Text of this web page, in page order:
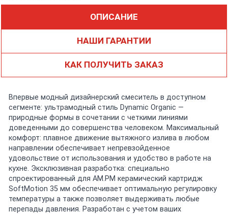
ОПИСАНИЕ
НАШИ ГАРАНТИИ
КАК ПОЛУЧИТЬ ЗАКАЗ
Впервые модный дизайнерский смеситель в доступном
сегменте: ультрамодный стиль Dynamic Organic —
природные формы в сочетании с четкими линиями
доведенными до совершенства человеком. Максимальный
комфорт: плавное движение вытяжного излива в любом
направлении обеспечивает непревзойденное
удовольствие от использования и удобство в работе на
кухне. Эксклюзивная разработка: специально
спроектированный для АМ.РМ керамический картридж
SoftMotion 35 мм обеспечивает оптимальную регулировку
температуры а также позволяет выдерживать любые
перепады давления. Разработан с учетом ваших